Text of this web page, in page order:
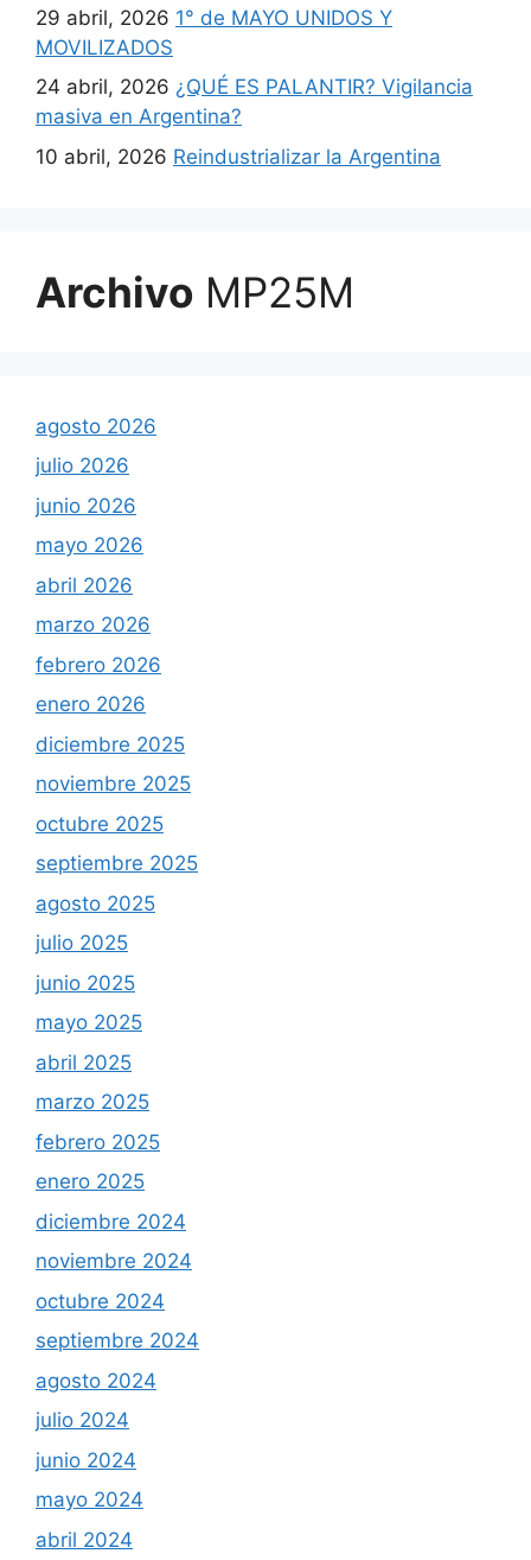
29 abril, 2026 1° de MAYO UNIDOS Y
MOVILIZADOS
24 abril, 2026 ¿QUÉ ES PALANTIR? Vigilancia
masiva en Argentina?
10 abril, 2026 Reindustrializar la Argentina
Archivo MP25M
agosto 2026
julio 2026
junio 2026
mayo 2026
abril 2026
marzo 2026
febrero 2026
enero 2026
diciembre 2025
noviembre 2025
octubre 2025
septiembre 2025
agosto 2025
julio 2025
junio 2025
mayo 2025
abril 2025
marzo 2025
febrero 2025
enero 2025
diciembre 2024
noviembre 2024
octubre 2024
septiembre 2024
agosto 2024
julio 2024
junio 2024
mayo 2024
abril 2024